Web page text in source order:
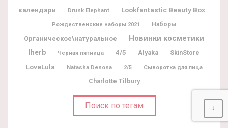
календари
Drunk Elephant Lookfantastic Beauty Box
Рождественские наборы 2021 Наборы
Органическое\натуральное Новинки косметики
Iherb Черная пятница 4/5 Alyaka SkinStore
LoveLula Natasha Denona 2/5 Сыворотка для лица
Charlotte Tilbury
Поиск по тегам ↓